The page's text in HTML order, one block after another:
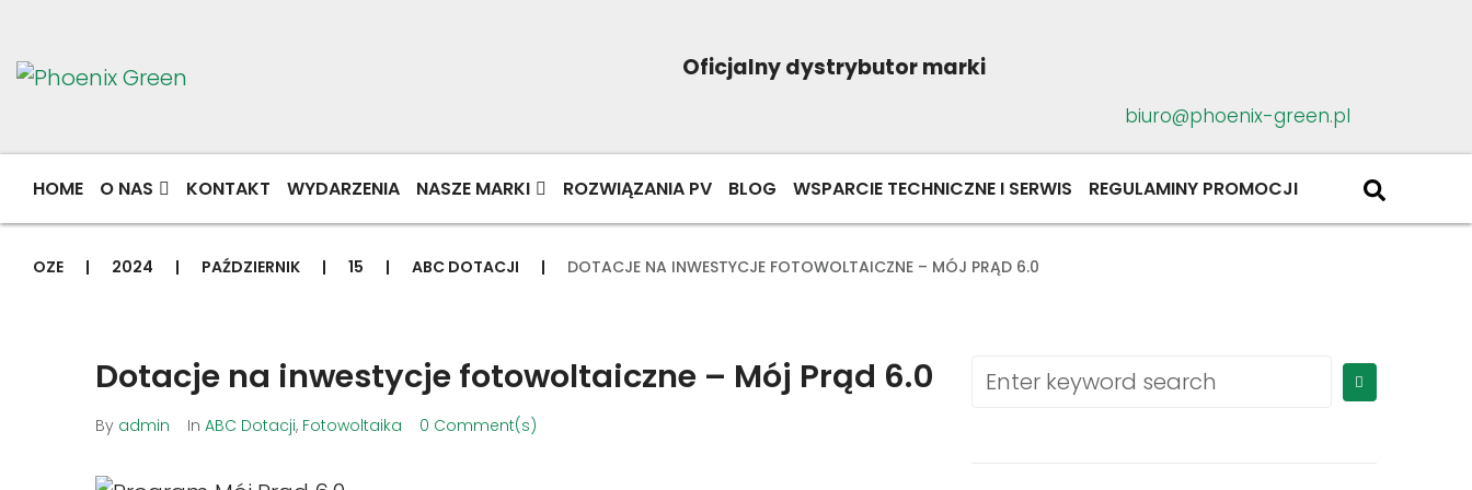
Oficjalny dystrybutor marki
biuro@phoenix-green.pl
HOME O NAS KONTAKT WYDARZENIA NASZE MARKI ROZWIĄZANIA PV BLOG WSPARCIE TECHNICZNE I SERWIS REGULAMINY PROMOCJI
OZE | 2024 | PAŹDZIERNIK | 15 | ABC DOTACJI | DOTACJE NA INWESTYCJE FOTOWOLTAICZNE – MÓJ PRĄD 6.0
Dotacje na inwestycje fotowoltaiczne – Mój Prąd 6.0
By admin In ABC Dotacji, Fotowoltaika 0 Comment(s)